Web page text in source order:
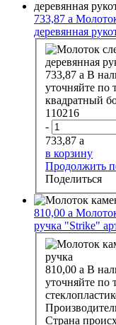
733,87 a
деревянная
733,87 a В
уточняйте по
квадратный
110216
-
733,87 a
в корзину
Продолжить
Поделиться
810,00 a
ручка "Strike"
810,00 a В
уточняйте по
Страна